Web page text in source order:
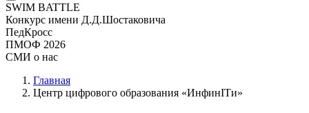
SWIM BATTLE
Конкурс имени Д.Д.Шостаковича
ПедКросс
ПМОФ 2026
СМИ о нас
Главная
Центр цифрового образования «ИнфинITи»